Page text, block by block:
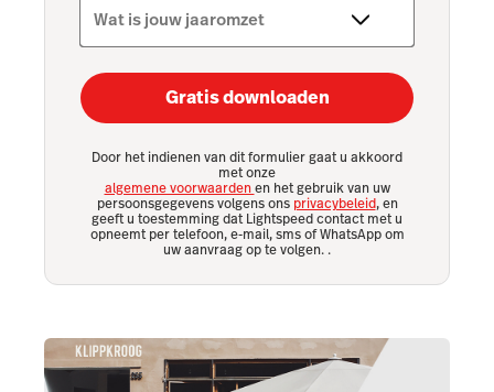
Wat is jouw jaaromzet
Gratis downloaden
Door het indienen van dit formulier gaat u akkoord
met onze
algemene voorwaardenen het gebruik van uw
persoonsgegevens volgens ons privacybeleid, en
geeft u toestemming dat Lightspeed contact met u
opneemt per telefoon, e-mail, sms of WhatsApp om
uw aanvraag op te volgen. .